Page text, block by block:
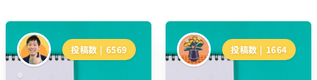
投稿数 | 6569 投稿数 | 1664